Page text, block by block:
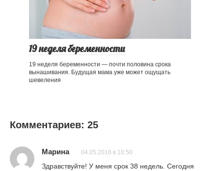
19 неделя беременности
19 неделя беременности — почти половина срока
вынашивания. Будущая мама уже может ощущать
шевеления
Комментариев: 25
Марина 04.05.2018 в 10:50
Здравствуйте! У меня срок 38 недель. Сегодня